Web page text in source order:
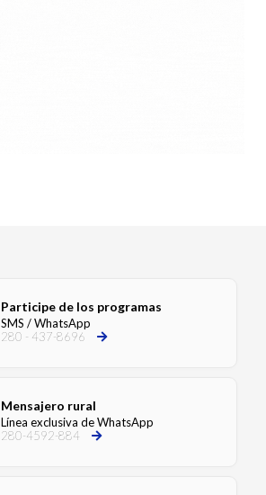
Participe de los programas
SMS / WhatsApp
280 - 437-8696
Mensajero rural
Línea exclusiva de WhatsApp
280-4592-884